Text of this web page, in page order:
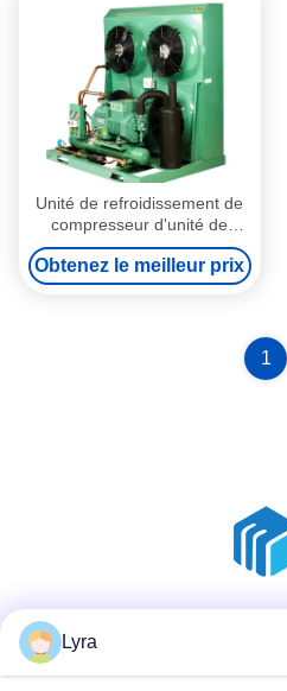
Unité de refroidissement de
compresseur d'unité de
condensation refroidie par air
de 230V 380V
Obtenez le meilleur prix
1
Lyra